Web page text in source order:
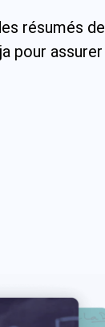
résumés de
pour assurer